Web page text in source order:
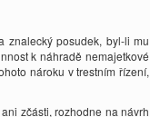
znalecký posudek, byl-li mu
k náhradě nemajetkové
nároku v trestním řízení,
zčásti, rozhodne na návrh